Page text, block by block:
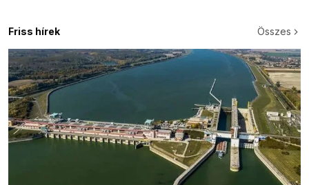
Friss hírek Összes